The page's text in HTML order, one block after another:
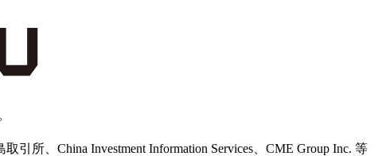
所、China Investment Information Services、CME Group Inc. 等